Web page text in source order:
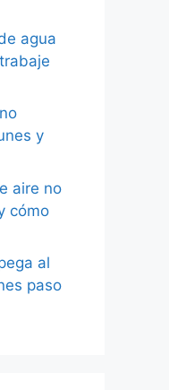
agua
y
aire no
cómo
al
paso